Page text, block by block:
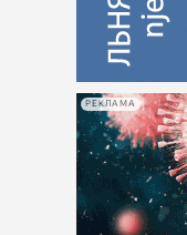
РЕКЛАМА